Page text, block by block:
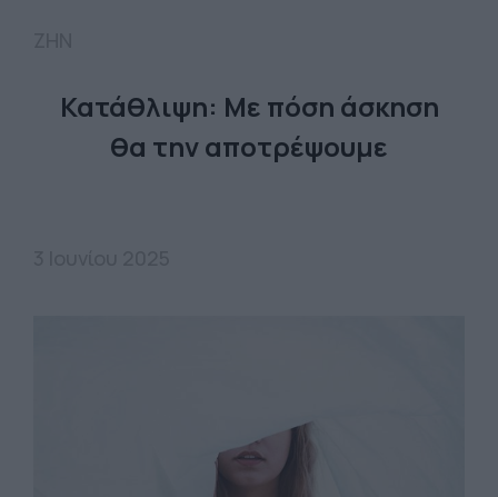
Κατάθλιψη: Με πόση άσκηση
θα την αποτρέψουμε